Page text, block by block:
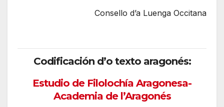
Consello d’a Luenga Occitana
Codificación d’o texto aragonés:
Estudio de Filolochía Aragonesa-
Academia de l’Aragonés